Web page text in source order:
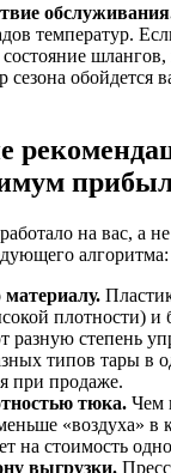
температур.
шлангов,
сезона обойдется
на вас, а
алгоритма:
плотности) и
разную степень
типов тары в
при продаже.
тюка. Чем
«воздуха» в
на стоимость
выгрузки.